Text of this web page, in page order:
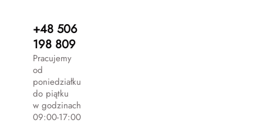
+48 506
198 809
Pracujemy
od
poniedziałku
do piątku
w godzinach
09:00-17:00